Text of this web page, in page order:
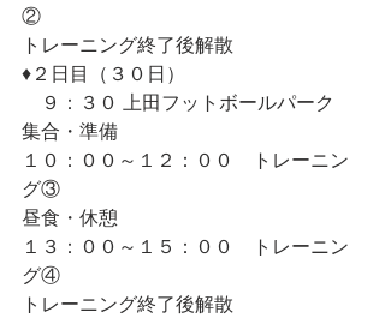
②
トレーニング終了後解散
♦︎２日目（３０日）
９：３０ 上田フットボールパーク
集合・準備
１０：００～１２：００　トレーニン
グ③
昼食・休憩
１３：００～１５：００　トレーニン
グ④
トレーニング終了後解散